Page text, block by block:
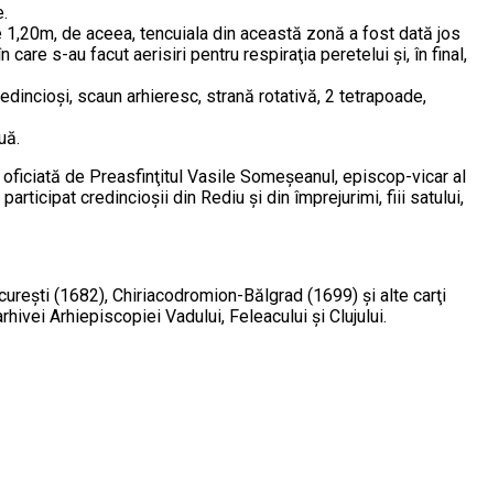
de aceea, tencuiala din această zonă a fost dată jos
s-au facut aerisiri pentru respiraţia peretelui şi, în final,
scaun arhieresc, strană rotativă, 2 tetrapoade,
de Preasfinţitul Vasile Someşeanul, episcop-vicar al
credincioşii din Rediu şi din împrejurimi, fiii satului,
(1682), Chiriacodromion-Bălgrad (1699) şi alte carţi
Arhiepiscopiei Vadului, Feleacului şi Clujului.